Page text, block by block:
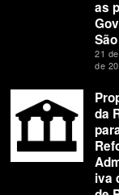
as
21
de
da
iva